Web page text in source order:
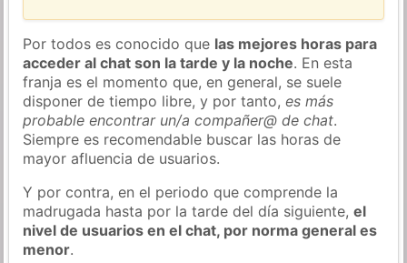
Por todos es conocido que las mejores horas para
acceder al chat son la tarde y la noche. En esta
franja es el momento que, en general, se suele
disponer de tiempo libre, y por tanto,es más
probable encontrar un/a compañer@ de chat.
Siempre es recomendable buscar las horas de
mayor afluencia de usuarios.
Y por contra, en el periodo que comprende la
madrugada hasta por la tarde del día siguiente,el
nivel de usuarios en el chat, por norma general es
menor.